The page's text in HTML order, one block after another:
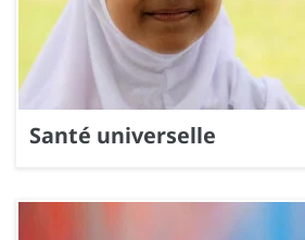
Santé universelle